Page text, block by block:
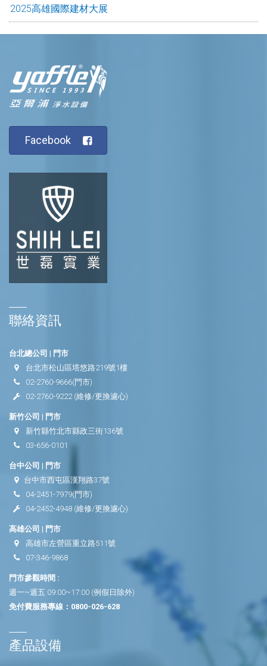
2025高雄國際建材大展
Facebook
聯絡資訊
台北總公司 | 門市
台北市松山區塔悠路219號1樓
02-2760-9666(門市)
02-2760-9222(維修/更換濾心)
新竹公司 | 門市
新竹縣竹北市縣政三街136號
03-656-0101
台中公司 | 門市
台中市西屯區漢翔路37號
04-2451-7979(門市)
04-2452-4948 (維修/更換濾心)
高雄公司 | 門市
高雄市左營區重立路511號
07-346-9868
門市參觀時間 :
週一~週五 09:00~17:00 (例假日除外)
免付費服務專線： 0800-026-628
產品設備